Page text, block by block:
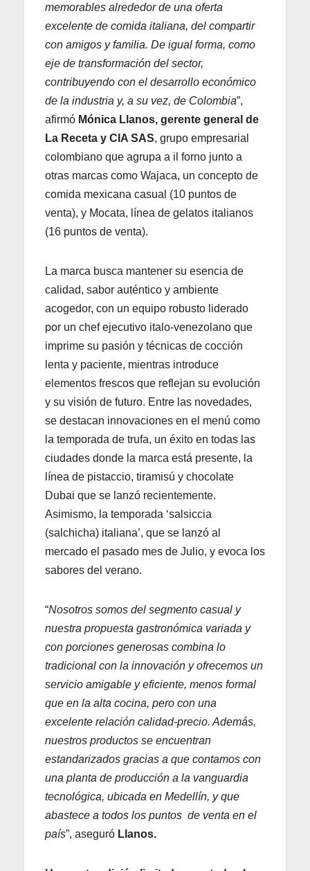
memorables alrededor de una oferta
excelente de comida italiana, del compartir
con amigos y familia. De igual forma, como
eje de transformación del sector,
contribuyendo con el desarrollo económico
de la industria y, a su vez, de Colombia”,
afirmó Mónica Llanos, gerente general de
La Receta y CIA SAS, grupo empresarial
colombiano que agrupa a il forno junto a
otras marcas como Wajaca, un concepto de
comida mexicana casual (10 puntos de
venta), y Mocata, línea de gelatos italianos
(16 puntos de venta).
La marca busca mantener su esencia de
calidad, sabor auténtico y ambiente
acogedor, con un equipo robusto liderado
por un chef ejecutivo italo-venezolano que
imprime su pasión y técnicas de cocción
lenta y paciente, mientras introduce
elementos frescos que reflejan su evolución
y su visión de futuro. Entre las novedades,
se destacan innovaciones en el menú como
la temporada de trufa, un éxito en todas las
ciudades donde la marca está presente, la
línea de pistaccio, tiramisú y chocolate
Dubai que se lanzó recientemente.
Asimismo, la temporada ‘salsiccia
(salchicha) italiana’, que se lanzó al
mercado el pasado mes de Julio, y evoca los
sabores del verano.
“Nosotros somos del segmento casual y
nuestra propuesta gastronómica variada y
con porciones generosas combina lo
tradicional con la innovación y ofrecemos un
servicio amigable y eficiente, menos formal
que en la alta cocina, pero con una
excelente relación calidad-precio. Además,
nuestros productos se encuentran
estandarizados gracias a que contamos con
una planta de producción a la vanguardia
tecnológica, ubicada en Medellín, y que
abastece a todos los puntos de venta en el
país”, aseguró Llanos.